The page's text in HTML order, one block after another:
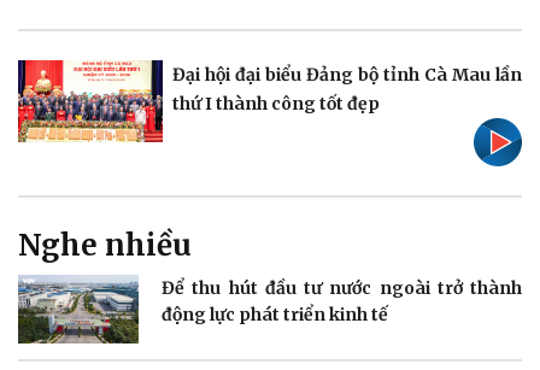
Thế giới thể thao
eSports
Hậu trường
Tư vấn
Doanh nghiệp
Thông tin doanh nghiệp
Doanh nghiệp 24h
Công nghệ
Sành điệu
Đại hội đại biểu Đảng bộ tỉnh Cà Mau lần
thứ I thành công tốt đẹp
Nghe nhiều
Để thu hút đầu tư nước ngoài trở thành
động lực phát triển kinh tế